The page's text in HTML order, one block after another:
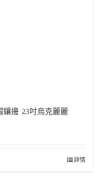
鑲邊 23吋烏克麗麗
詳情